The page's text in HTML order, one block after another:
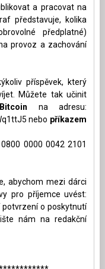
a pracovat na
představuje, kolika
předplatné)
provoz a zachování
příspěvek, který
Můžete tak učinit
Bitcoin na adresu:
nebo příkazem
0000 0042 2101
abychom mezi dárci
pro příjemce uvést:
o poskytnutí
nám na redakční